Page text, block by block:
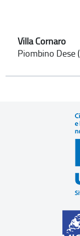
Villa Cornaro
Piombino Dese